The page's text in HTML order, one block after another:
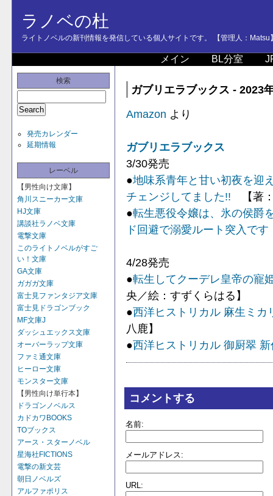
ラノベの杜
ライトノベルの新刊情報を発信している個人サイトです。 【管理人：Matsu
メイン BL分室
検索
発売カレンダー
延期情報
レーベル
【男性向け文庫】
角川スニーカー文庫
HJ文庫
講談社ラノベ文庫
電撃文庫
このライトノベルがすご
い！文庫
GA文庫
ガガガ文庫
富士見ファンタジア文庫
富士見ドラゴンブック
MF文庫J
ダッシュエックス文庫
オーバーラップ文庫
ファミ通文庫
ヒーロー文庫
モンスター文庫
【男性向け単行本】
ドラゴンノベルス
カドカワBOOKS
TOブックス
アース・スターノベル
星海社FICTIONS
電撃の新文芸
朝日ノベルズ
アルファポリス
ガブリエラブックス - 2023
Amazon より
ガブリエラブックス
3/30発売
●地味系青年と甘い初夜を迎
チェンジしてました!! 【著
●転生悪役令嬢は、氷の侯
ド回避で溺愛ルート突入です
4/28発売
●転生してクーデレ皇帝の寵
央／絵：すずくらはる】
●西洋ヒストリカル 麻生ミカ
八鹿】
●西洋ヒストリカル 御厨翠 新
コメントする
名前:
メールアドレス:
URL: